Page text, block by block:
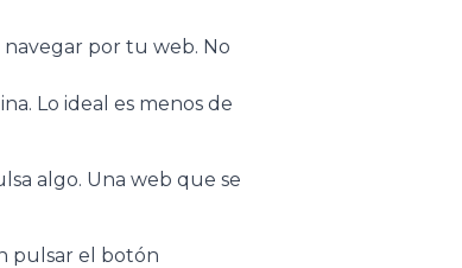
navegar por tu web. No
Lo ideal es menos de
algo. Una web que se
pulsar el botón